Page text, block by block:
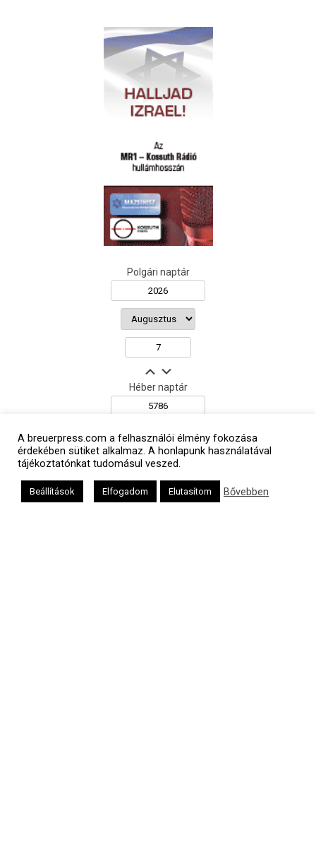
Polgári naptár
Héber naptár
אב
A breuerpress.com a felhasználói élmény fokozása
érdekében sütiket alkalmaz. A honlapunk használatával
tájékoztatónkat tudomásul veszed.
Beállítások Elfogadom Elutasítom Bővebben